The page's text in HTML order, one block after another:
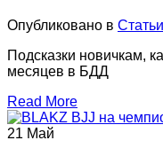
Опубликовано в Статьи
Подсказки новичкам,
месяцев в БДД
Read More
21 Май